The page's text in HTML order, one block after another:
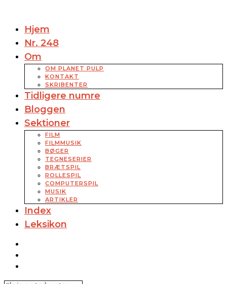
Hjem
Nr. 248
Om
OM PLANET PULP
KONTAKT
SKRIBENTER
Tidligere numre
Bloggen
Sektioner
FILM
FILMMUSIK
BØGER
TEGNESERIER
BRÆTSPIL
ROLLESPIL
COMPUTERSPIL
MUSIK
ARTIKLER
Index
Leksikon